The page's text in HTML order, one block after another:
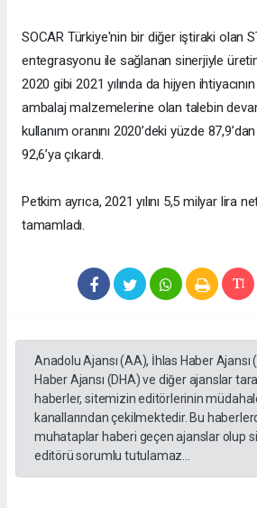
SOCAR Türkiye'nin bir diğer iştiraki olan
entegrasyonu ile sağlanan sinerjiyle
2020 gibi 2021 yılında da hijyen
ambalaj malzemelerine olan talebin
kullanım oranını 2020’deki yüzde
92,6’ya çıkardı.
Petkim ayrıca, 2021 yılını 5,5 milyar lira
tamamladı.
Anadolu Ajansı (AA), İhlas Haber Ajansı
Haber Ajansı (DHA) ve diğer ajanslar
haberler, sitemizin editörlerinin
kanallarından çekilmektedir. Bu
muhataplar haberi geçen ajanslar olup
editörü sorumlu tutulamaz...